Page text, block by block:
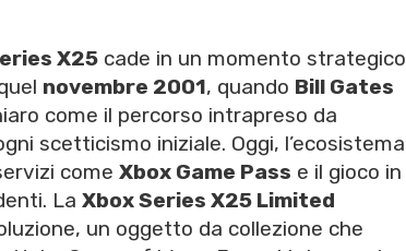
X25 cade in un momento strategico
novembre 2001, quando Bill Gates
come il percorso intrapreso da
scetticismo iniziale. Oggi, l’ecosistema
come Xbox Game Pass e il gioco in
La Xbox Series X25 Limited
un oggetto da collezione che